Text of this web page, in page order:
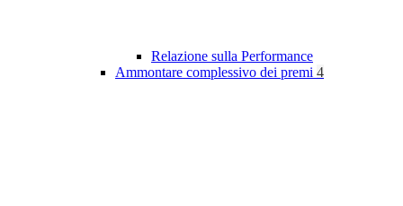
Relazione sulla Performance
Ammontare complessivo dei premi 4